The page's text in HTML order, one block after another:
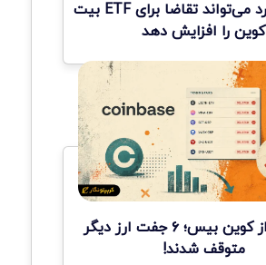
هک کولدکارد می‌تواند تقاضا برای ETF بیت
کوین را افزایش دهد
حذف ارز از کوین بیس؛ ۶ جفت ارز دیگر
متوقف شدند!